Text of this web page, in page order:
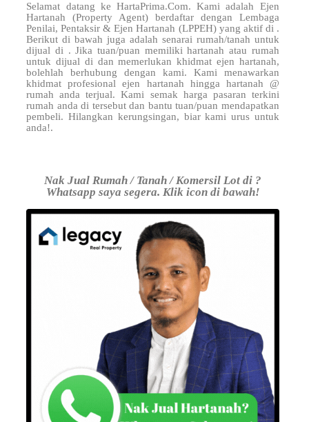
Selamat datang ke HartaPrima.Com. Kami adalah Ejen
Hartanah (Property Agent) berdaftar dengan Lembaga
Penilai, Pentaksir & Ejen Hartanah (LPPEH) yang aktif di .
Berikut di bawah juga adalah senarai rumah/tanah untuk
dijual di . Jika tuan/puan memiliki hartanah atau rumah
untuk dijual di dan memerlukan khidmat ejen hartanah,
bolehlah berhubung dengan kami. Kami menawarkan
khidmat profesional ejen hartanah hingga hartanah @
rumah anda terjual. Kami semak harga pasaran terkini
rumah anda di tersebut dan bantu tuan/puan mendapatkan
pembeli. Hilangkan kerungsingan, biar kami urus untuk
anda!.
Nak Jual Rumah / Tanah / Komersil Lot di ?
Whatsapp saya segera. Klik icon di bawah!